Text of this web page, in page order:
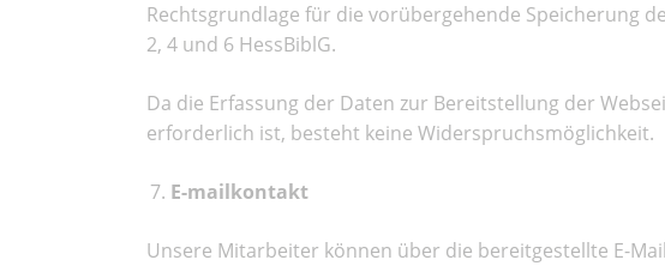
Rechtsgrundlage für die vorübergehende Speicherung
2, 4 und 6 HessBiblG.
Da die Erfassung der Daten zur Bereitstellung der
erforderlich ist, besteht keine Widerspruchsmöglichkeit.
E-mailkontakt
Unsere Mitarbeiter können über die bereitgestellte E-